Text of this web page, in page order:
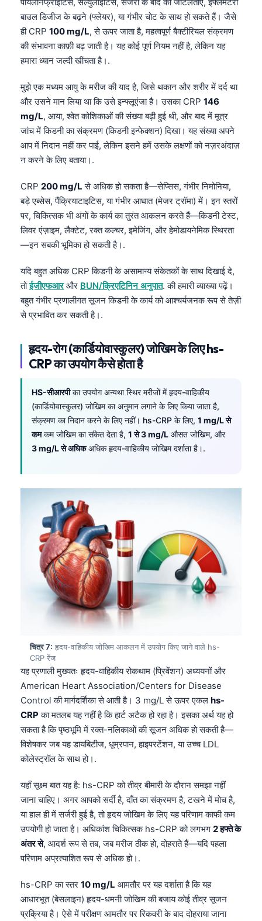
बाउल डिजीज के बढ़ने (फ्लेयर), या गंभीर चोट के साथ हो सकते हैं। जैसे
ही CRP 100 mg/L, से ऊपर जाता है, महत्वपूर्ण बैक्टीरियल संक्रमण
की संभावना काफ़ी बढ़ जाती है। यह कोई पूर्ण नियम नहीं है, लेकिन यह
हमारा ध्यान जल्दी खींचता है।.
मुझे एक मध्यम आयु के मरीज की याद है, जिसे थकान और शरीर में दर्द था
और उसने मान लिया था कि उसे इन्फ्लूएंजा है। उसका CRP 146
mg/L, आया, श्वेत कोशिकाओं की संख्या बढ़ी हुई थी, और बाद में मूत्र
जांच में किडनी का संक्रमण (किडनी इन्फेक्शन) दिखा। यह संख्या अपने
आप में निदान नहीं कर पाई, लेकिन इसने हमें उसके लक्षणों को नज़रअंदाज़
न करने के लिए बताया।.
CRP 200 mg/L से अधिक हो सकता है—सेप्सिस, गंभीर निमोनिया,
बड़े एब्सेस, पैंक्रियाटाइटिस, या गंभीर आघात (मेजर ट्रॉमा) में। इन स्तरों
पर, चिकित्सक भी अंगों के कार्य का तुरंत आकलन करते हैं—किडनी टेस्ट,
लिवर एंज़ाइम, लैैक्टेट, रक्त कल्चर, इमेजिंग, और हेमोडायनेमिक स्थिरता
—इन सबकी भूमिका हो सकती है।.
यदि बहुत अधिक CRP किडनी के असामान्य संकेतकों के साथ दिखाई दे,
तोईजीएफआरऔर BUN/क्रिएटिनिन अनुपात. की हमारी व्याख्या पढ़ें।
बहुत गंभीर प्रणालीगत सूजन किडनी के कार्य को आश्चर्यजनक रूप से तेज़ी
से प्रभावित कर सकती है।.
हृदय-रोग (कार्डियोवास्कुलर) जोखिम के लिए hs-
CRP का उपयोग कैसे होता है
HS-सीआरपीका उपयोग अन्यथा स्थिर मरीजों में हृदय-वाहिकीय
(कार्डियोवास्कुलर) जोखिम का अनुमान लगाने के लिए किया जाता है,
संक्रमण का निदान करने के लिए नहीं। hs-CRP के लिए, 1 mg/L से
कमकम जोखिम का संकेत देता है, 1 से 3 mg/L औसत जोखिम, और
3 mg/L से अधिकअधिक हृदय-वाहिकीय जोखिम दर्शाता है।.
चित्र 7: हृदय-वाहिकीय जोखिम आकलन में उपयोग किए जाने वाले hs-
CRP रेंज
यह प्रणाली मुख्यतः हृदय-वाहिकीय रोकथाम (प्रिवेंशन) अध्ययनों और
American Heart Association/Centers for Disease
Control की मार्गदर्शिका से आती है। 3 mg/L से ऊपर एकल hs-
CRP का मतलब यह नहीं है कि हार्ट अटैक हो रहा है। इसका अर्थ यह हो
सकता है कि पृष्ठभूमि में रक्त-नलिकाओं की सूजन अधिक हो सकती है—
विशेषकर जब यह डायबिटीज, धूम्रपान, हाइपरटेंशन, या उच्च LDL
कोलेस्ट्रॉल के साथ हो।.
यहाँ सूक्ष्म बात यह है: hs-CRP को तीव्र बीमारी के दौरान समझा नहीं
जाना चाहिए। अगर आपको सर्दी है, दाँत का संक्रमण है, टखने में मोच है,
या हाल ही में सर्जरी हुई है, तो हृदय जोखिम के लिए यह परिणाम काफी कम
उपयोगी हो जाता है। अधिकांश चिकित्सक hs-CRP को लगभग 2 हफ्ते के
अंतर से, आदर्श रूप से तब, जब मरीज ठीक हो, दोहराते हैं—यदि पहला
परिणाम अप्रत्याशित रूप से अधिक हो।.
hs-CRP का स्तर 10 mg/L आमतौर पर यह दर्शाता है कि यह
आधारभूत (बेसलाइन) हृदय-धमनी जोखिम की बजाय कोई तीव्र सूजन
प्रक्रिया है। ऐसे में परीक्षण आमतौर पर रिकवरी के बाद दोहराया जाना
සිංහල
অসমীয়া
Galego
Latviešu valoda
Македонски јазик
Euskara
Gàidhlig
العربية المغربية
Afrikaans
ພາສາລາວ
Basa Jawa
Cebuano
Кыргызча
Татар теле
Беларуская мова
Esperanto
Frysk
Ślōnskŏ gŏdka